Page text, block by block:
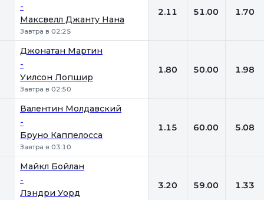
-
Максвелл Джанту Нана
Завтра в 02:25
2.11 51.00 1.70
Джонатан Мартин
-
Уилсон Лопшир
Завтра в 02:50
1.80 50.00 1.98
Валентин Молдавский
-
Бруно Каппелосса
Завтра в 03:10
1.15 60.00 5.08
Майкл Бойлан
-
Лэндри Уорд
3.20 59.00 1.33